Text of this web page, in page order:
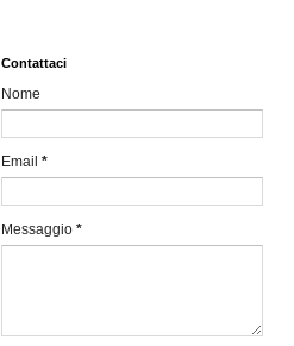
Contattaci
Nome
Email *
Messaggio *